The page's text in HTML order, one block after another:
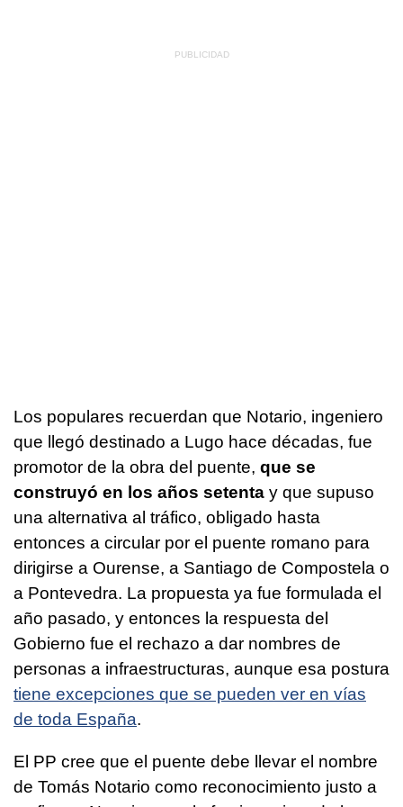
Los populares recuerdan que Notario, ingeniero
que llegó destinado a Lugo hace décadas, fue
promotor de la obra del puente, que se
construyó en los años setenta y que supuso
una alternativa al tráfico, obligado hasta
entonces a circular por el puente romano para
dirigirse a Ourense, a Santiago de Compostela o
a Pontevedra. La propuesta ya fue formulada el
año pasado, y entonces la respuesta del
Gobierno fue el rechazo a dar nombres de
personas a infraestructuras, aunque esa postura
tiene excepciones que se pueden ver en vías
de toda España.
El PP cree que el puente debe llevar el nombre
de Tomás Notario como reconocimiento justo a